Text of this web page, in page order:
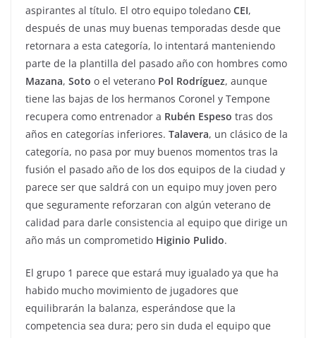
aspirantes al título. El otro equipo toledano CEI,
después de unas muy buenas temporadas desde que
retornara a esta categoría, lo intentará manteniendo
parte de la plantilla del pasado año con hombres como
Mazana, Soto o el veterano Pol Rodríguez, aunque
tiene las bajas de los hermanos Coronel y Tempone
recupera como entrenador a Rubén Espeso tras dos
años en categorías inferiores. Talavera, un clásico de la
categoría, no pasa por muy buenos momentos tras la
fusión el pasado año de los dos equipos de la ciudad y
parece ser que saldrá con un equipo muy joven pero
que seguramente reforzaran con algún veterano de
calidad para darle consistencia al equipo que dirige un
año más un comprometido Higinio Pulido.
El grupo 1 parece que estará muy igualado ya que ha
habido mucho movimiento de jugadores que
equilibrarán la balanza, esperándose que la
competencia sea dura; pero sin duda el equipo que